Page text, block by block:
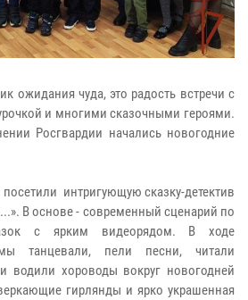
ожидания чуда, это радость встречи с
и многими сказочными героями.
Росгвардии начались новогодние
интригующую сказку-детектив
В основе - современный сценарий по
с ярким видеорядом. В ходе
танцевали, пели песни, читали
водили хороводы вокруг новогодней
гирлянды и ярко украшенная